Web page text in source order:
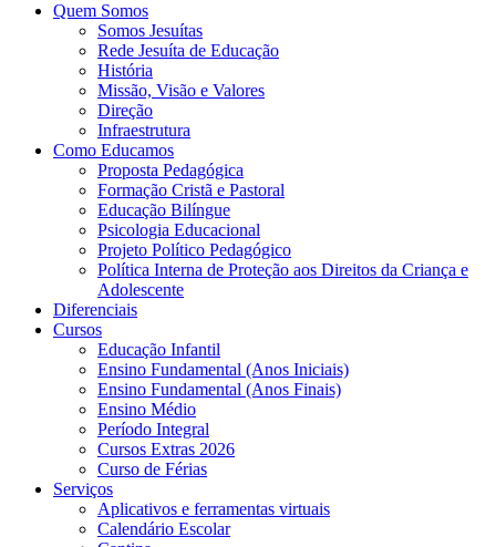
Quem Somos
Somos Jesuítas
Rede Jesuíta de Educação
História
Missão, Visão e Valores
Direção
Infraestrutura
Como Educamos
Proposta Pedagógica
Formação Cristã e Pastoral
Educação Bilíngue
Psicologia Educacional
Projeto Político Pedagógico
Política Interna de Proteção aos Direitos da Criança e
Adolescente
Diferenciais
Cursos
Educação Infantil
Ensino Fundamental (Anos Iniciais)
Ensino Fundamental (Anos Finais)
Ensino Médio
Período Integral
Cursos Extras 2026
Curso de Férias
Serviços
Aplicativos e ferramentas virtuais
Calendário Escolar